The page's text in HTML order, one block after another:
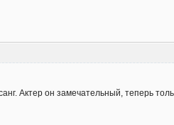
Актер он замечательный, теперь